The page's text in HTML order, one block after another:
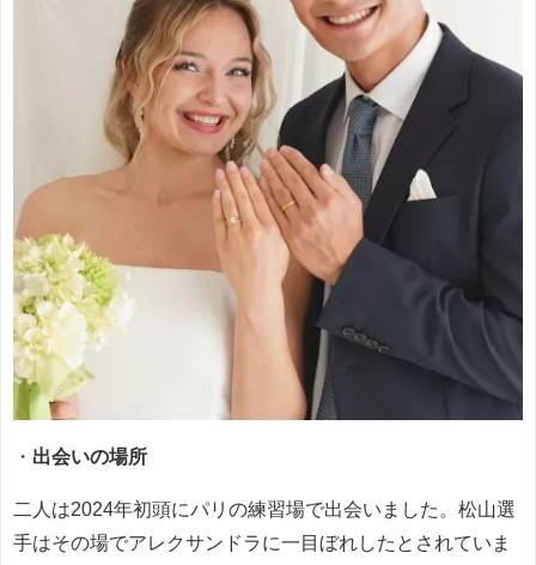
・ 出会いの場所
二人は2024年初頭にパリの練習場で出会いました。松山選
手はその場でアレクサンドラに一目ぼれしたとされていま